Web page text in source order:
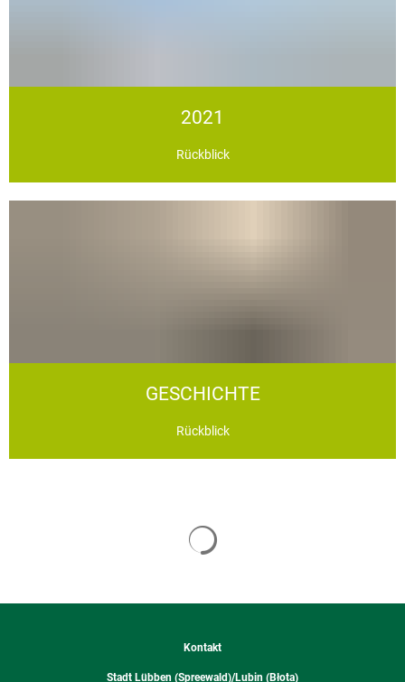
2021
Rückblick
GESCHICHTE
Rückblick
Kontakt
Stadt Lübben (Spreewald)/Lubin (Błota)